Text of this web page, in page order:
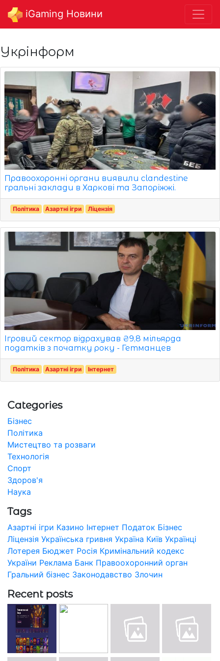
iGaming Новини
Укрінформ
Правоохоронні органи виявили clandestine
гральні заклади в Харкові та Запоріжжі.
Політика Азартні ігри Ліцензія
Ігровий сектор відрахував ₴9,8 мільярда
податків з початку року - Гетманцев
Політика Азартні ігри Інтернет
Categories
Бізнес
Політика
Мистецтво та розваги
Технологія
Спорт
Здоров'я
Наука
Tags
Азартні ігри Казино Інтернет Податок Бізнес
Ліцензія Українська гривня Україна Київ Українці
Лотерея Бюджет Росія Кримінальний кодекс
України Реклама Банк Правоохоронний орган
Гральний бізнес Законодавство Злочин
Recent posts